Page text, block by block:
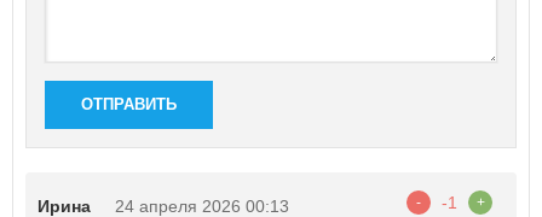
ОТПРАВИТЬ
Ирина 24 апреля 2026 00:13 - -1 +